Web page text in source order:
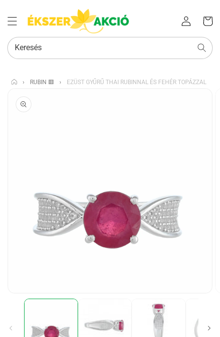
Bejelentkezés
kosara
Keresés
› RUBIN 🟥 › EZÜST GYŰRŰ THAI RUBINNAL ÉS FEHÉR TOPÁZZAL
UGRÁS A
TERMÉKADATOKRA
médiafájl
modális
párbeszédpanelen